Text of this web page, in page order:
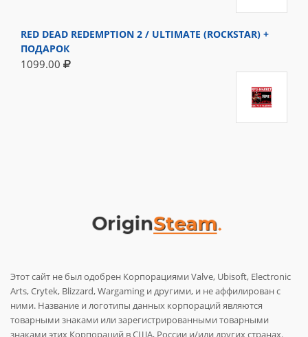
RED DEAD REDEMPTION 2 / ULTIMATE (ROCKSTAR) +
ПОДАРОК
1099.00
Этот сайт не был одобрен Корпорациями Valve, Ubisoft, Electronic
Arts, Crytek, Blizzard, Wargaming и другими, и не аффилирован с
ними. Название и логотипы данных корпораций являются
товарными знаками или зарегистрированными товарными
знаками этих Корпораций в США, России и/или других странах.